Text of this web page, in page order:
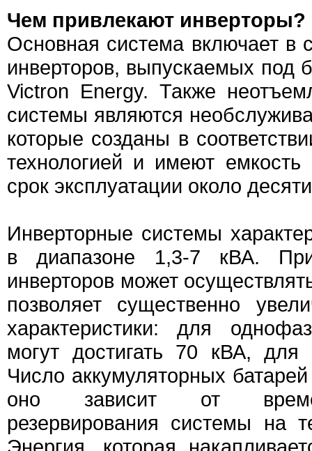
Чем привлекают инверторы?
Основная система включает в
инверторов, выпускаемых под
Victron Energy. Также
системы являются
которые созданы в
технологией и имеют
срок эксплуатации около
Инверторные системы
в диапазоне 1,3-7 кВА.
инверторов может
позволяет существенно
характеристики: для
могут достигать 70 кВА,
Число аккумуляторных
оно зависит от
резервирования системы на